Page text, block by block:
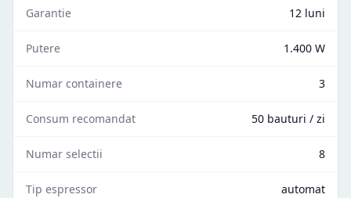
Garantie 12 luni
Putere 1.400 W
Numar containere 3
Consum recomandat 50 bauturi / zi
Numar selectii 8
Tip espressor automat